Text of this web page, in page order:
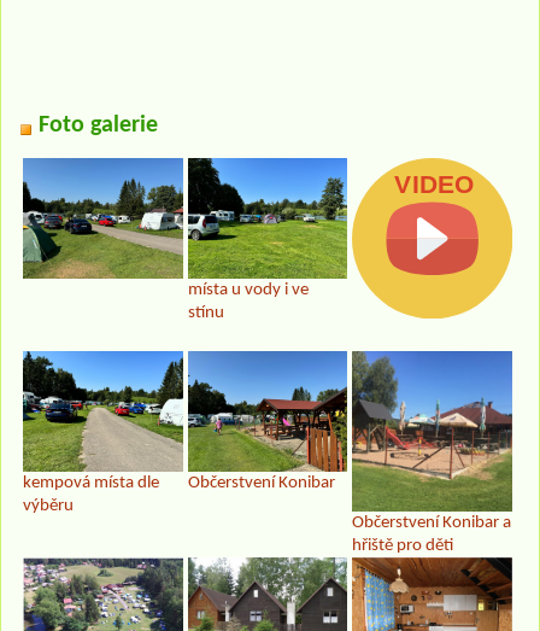
Foto galerie
místa u vody i ve
stínu
kempová místa dle
výběru
Občerstvení Konibar
Občerstvení Konibar a
hřiště pro děti